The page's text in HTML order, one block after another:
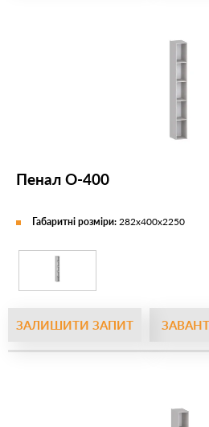
Пенал О-400
ЗАЛИШИТИ ЗАПИТ
Габаритні розміри: 282х400х2250